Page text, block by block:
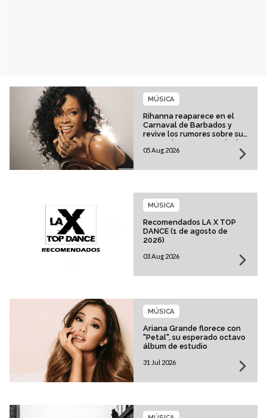
Rihanna reaparece en el
Carnaval de Barbados y
revive los rumores sobre su
esperado regreso musical
MÚSICA
05 Aug 2026
Recomendados LA X TOP
DANCE (1 de agosto de
2026)
MÚSICA
03 Aug 2026
Ariana Grande florece con
"Petal", su esperado octavo
álbum de estudio
MÚSICA
31 Jul 2026